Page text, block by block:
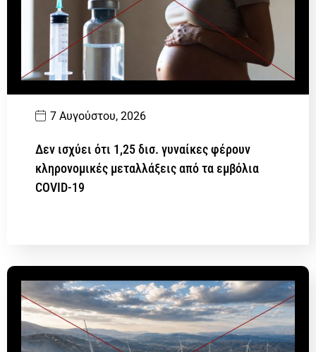
7 Αυγούστου, 2026
Δεν ισχύει ότι 1,25 δισ. γυναίκες φέρουν
κληρονομικές μεταλλάξεις από τα εμβόλια
COVID-19